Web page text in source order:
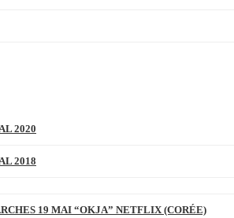
2020
2018
19 MAI “OKJA” NETFLIX (CORÉE)